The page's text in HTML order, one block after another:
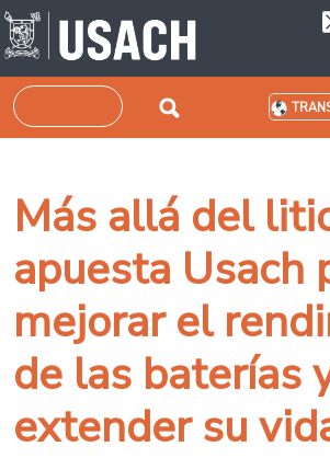
Skip to main content
Search
Más allá del
apuesta Usach
mejorar el
de las baterías
extender su